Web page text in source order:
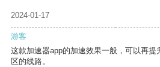
2024-01-17
游客
这款加速器app的加速效果一般，可以再
区的线路。